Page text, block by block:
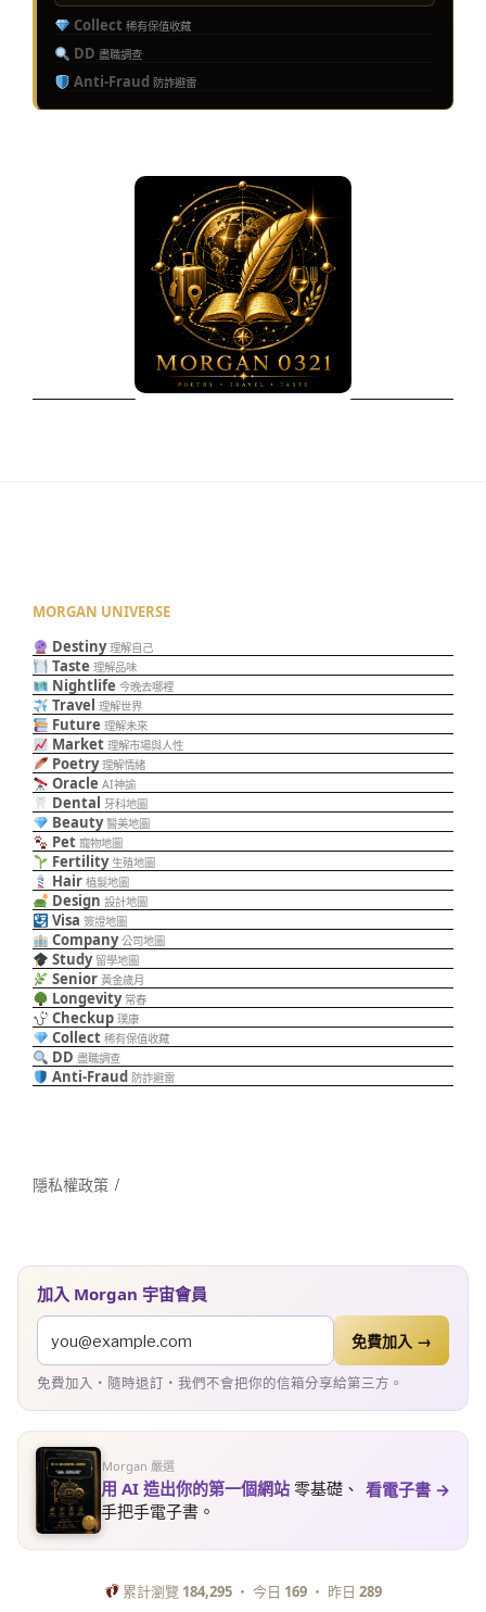
Collect 稀有保值收藏
DD 盡職調查
Anti-Fraud 防詐避雷
MORGAN UNIVERSE
Destiny 理解自己
Taste 理解品味
Nightlife 今晚去哪裡
Travel 理解世界
Future 理解未來
Market 理解市場與人性
Poetry 理解情緒
Oracle AI神諭
Dental 牙科地圖
Beauty 醫美地圖
Pet 寵物地圖
Fertility 生殖地圖
Hair 植髮地圖
Design 設計地圖
Visa 簽證地圖
Company 公司地圖
Study 留學地圖
Senior 黃金歲月
Longevity 常春
Checkup 璞康
Collect 稀有保值收藏
DD 盡職調查
Anti-Fraud 防詐避雷
隱私權政策
加入 Morgan 宇宙會員
免費加入 →
免費加入・隨時退訂・我們不會把你的信箱分享給第三方。
Morgan 嚴選
用 AI 造出你的第一個網站 零基礎、
手把手電子書。
看電子書 →
累計瀏覽 184,295 ・ 今日 169 ・ 昨日289